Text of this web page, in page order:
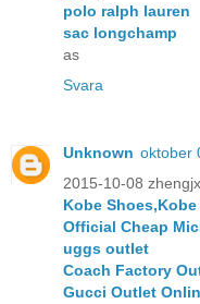
polo ralph lauren
sac longchamp
as
Svara
Unknown oktober
2015-10-08 zhengjx
Kobe
Official Cheap
uggs outlet
Coach Factory
Gucci Outlet